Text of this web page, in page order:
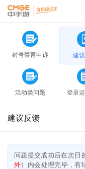
封号禁言申诉 建
活动类问题 登录
建议反馈
问题提交成功后在次日
外）内会处理完毕，有